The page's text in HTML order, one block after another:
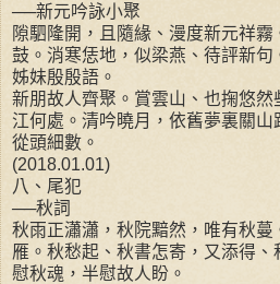
──新元吟詠小聚
隙駟隆開，且隨緣、漫度新元祥
鼓。消寒恁地，似梁燕、待評新
姊妹殷殷語。
新朋故人齊聚。賞雲山、也掬悠
江何處。清吟曉月，依舊夢裏關山
從頭細數。
(2018.01.01)
八、尾犯
──秋詞
秋雨正瀟瀟，秋院黯然，唯有秋蔓
雁。秋愁起、秋書怎寄，又添得
慰秋魂，半慰故人盼。